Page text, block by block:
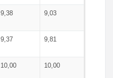
9,38 9,03
9,37 9,81
10,00 10,00